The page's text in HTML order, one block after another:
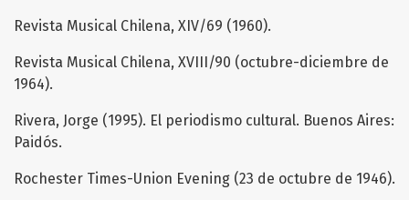
Revista Musical Chilena, XIV/69 (1960).
Revista Musical Chilena, XVIII/90 (octubre-diciembre de
1964).
Rivera, Jorge (1995). El periodismo cultural. Buenos Aires:
Paidós.
Rochester Times-Union Evening (23 de octubre de 1946).